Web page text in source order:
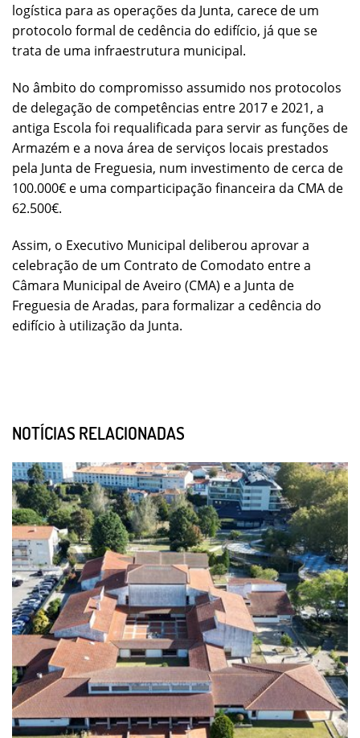
logística para as operações da Junta, carece de um
protocolo formal de cedência do edifício, já que se
trata de uma infraestrutura municipal.
No âmbito do compromisso assumido nos protocolos
de delegação de competências entre 2017 e 2021, a
antiga Escola foi requalificada para servir as funções de
Armazém e a nova área de serviços locais prestados
pela Junta de Freguesia, num investimento de cerca de
100.000€ e uma comparticipação financeira da CMA de
62.500€.
Assim, o Executivo Municipal deliberou aprovar a
celebração de um Contrato de Comodato entre a
Câmara Municipal de Aveiro (CMA) e a Junta de
Freguesia de Aradas, para formalizar a cedência do
edifício à utilização da Junta.
NOTÍCIAS RELACIONADAS